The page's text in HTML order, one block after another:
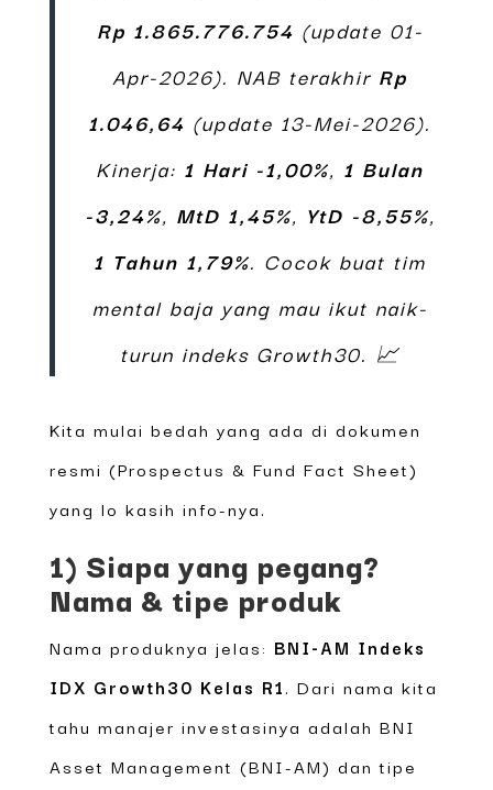
Rp 1.865.776.754 (update 01-
Apr-2026). NAB terakhir Rp
1.046,64 (update 13-Mei-2026).
Kinerja: 1 Hari -1,00%, 1 Bulan
-3,24%, MtD 1,45%, YtD -8,55%,
1 Tahun 1,79%. Cocok buat tim
mental baja yang mau ikut naik-
turun indeks Growth30. 📈
Kita mulai bedah yang ada di dokumen
resmi (Prospectus & Fund Fact Sheet)
yang lo kasih info-nya.
1) Siapa yang pegang?
Nama & tipe produk
Nama produknya jelas: BNI-AM Indeks
IDX Growth30 Kelas R1. Dari nama kita
tahu manajer investasinya adalah BNI
Asset Management (BNI-AM) dan tipe